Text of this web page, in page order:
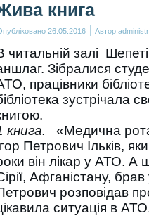
книга
26.05.2016 | Автор
читальній залі
Зібралися
працівники
зустрічала
книга. «Медична
Петрович Ільків,
він лікар у АТО. А
Афганістану,
розповідав
ситуація в